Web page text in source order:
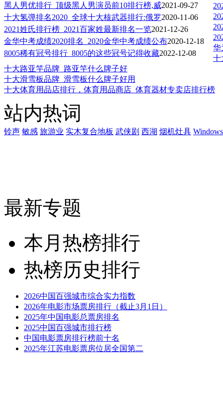
黑人男优排行_顶级黑人男演员前10排行榜,威2021-09-27
十大氢弹排名2020_全球十大核武器排行:俄罗2020-11-06
2021姓氏排行榜_2021百家姓最新排名一览2021-12-26
金华中考成绩2020排名_2020金华中考成绩公布2020-12-18
8005稀有冠号排行_8005的这些冠号记得收藏2022-12-08
华
十
十大路亚竿品牌_路亚竿什么牌子好
十大滑雪板品牌_滑雪板什么牌子好用
十大体育用品店排行，体育用品商店_体育器材专卖店排行榜
站内热词
铃声 敏感 旅游业 实木复合地板 武侠剧 西湖 烟机灶具 Windows
最新专题
本月热榜排行
热榜历史排行
2026中国百强城市综合实力指数
2026年电影市场票房排行（截止3月1日）
2025年中国电影总票房排名
2025中国百强城市排行榜
中国电影票房排行榜前十名
2025年江苏电影票房位居全国第二